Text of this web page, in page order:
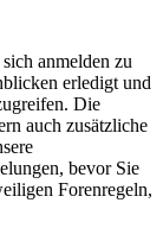
anmelden zu
erledigt und
Die
auch zusätzliche
bevor Sie
Forenregeln,